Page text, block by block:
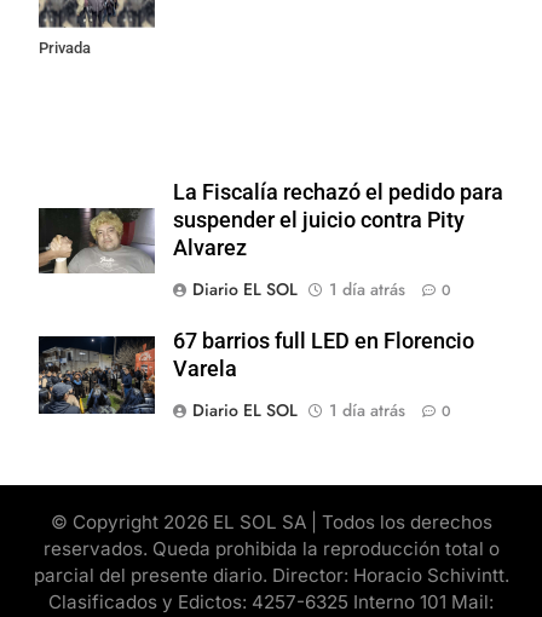
Propiedad
Privada
La Fiscalía rechazó el pedido para
suspender el juicio contra Pity
Alvarez
Diario EL SOL
1 día atrás 0
67 barrios full LED en Florencio
Varela
Diario EL SOL
1 día atrás 0
© Copyright 2026 EL SOL SA | Todos los derechos
reservados. Queda prohibida la reproducción total o
parcial del presente diario. Director: Horacio Schivintt.
Clasificados y Edictos: 4257-6325 Interno 101 Mail: